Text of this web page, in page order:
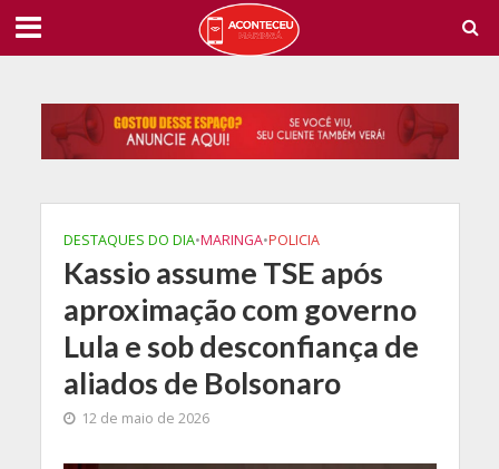
DESTAQUES DO DIA•MARINGA•POLICIA
Kassio assume TSE após
aproximação com governo
Lula e sob desconfiança de
aliados de Bolsonaro
12 de maio de 2026